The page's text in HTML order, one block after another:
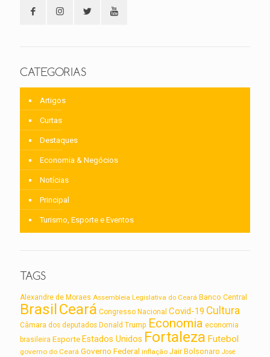
CATEGORIAS
Artigos
Curtas
Destaques
Economia & Negócios
Notícias
Principal
Turismo, Esporte e Eventos
TAGS
Alexandre de Moraes Assembleia Legislativa do Ceará Banco Central
BrasilCeará Congresso Nacional Covid-19 Cultura
Câmara dos deputados Donald Trump Economia economia
brasileira Esporte Estados Unidos Fortaleza Futebol
governo do Ceará Governo Federal inflação Jair Bolsonaro José